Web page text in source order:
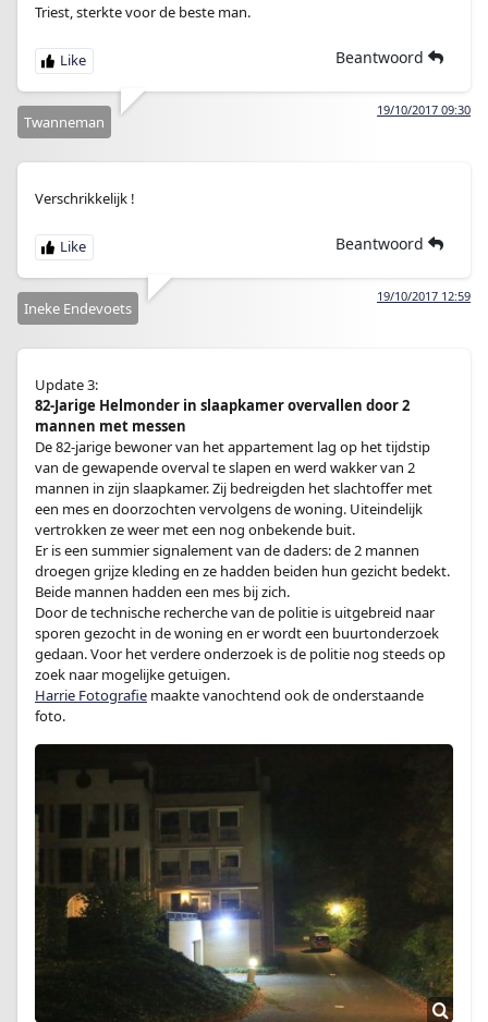
Triest, sterkte voor de beste man.
Beantwoord
19/10/2017 09:30
Twanneman
Verschrikkelijk !
Beantwoord
19/10/2017 12:59
Ineke Endevoets
Update 3:
82-Jarige Helmonder in slaapkamer overvallen door 2
mannen met messen
De 82-jarige bewoner van het appartement lag op het tijdstip
van de gewapende overval te slapen en werd wakker van 2
mannen in zijn slaapkamer. Zij bedreigden het slachtoffer met
een mes en doorzochten vervolgens de woning. Uiteindelijk
vertrokken ze weer met een nog onbekende buit.
Er is een summier signalement van de daders: de 2 mannen
droegen grijze kleding en ze hadden beiden hun gezicht bedekt.
Beide mannen hadden een mes bij zich.
Door de technische recherche van de politie is uitgebreid naar
sporen gezocht in de woning en er wordt een buurtonderzoek
gedaan. Voor het verdere onderzoek is de politie nog steeds op
zoek naar mogelijke getuigen.
Harrie Fotografie maakte vanochtend ook de onderstaande
foto.